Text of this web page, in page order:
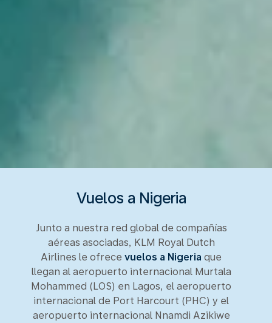
Vuelos a Nigeria
Junto a nuestra red global de compañías
aéreas asociadas, KLM Royal Dutch
Airlines le ofrece vuelos a Nigeria que
llegan al aeropuerto internacional Murtala
Mohammed (LOS) en Lagos, el aeropuerto
internacional de Port Harcourt (PHC) y el
aeropuerto internacional Nnamdi Azikiwe